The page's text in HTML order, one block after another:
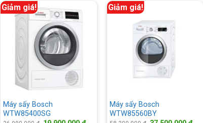
₫.
16.900.000 ₫.
Giảm giá!
Máy sấy Bosch
WTW85400SG
Giảm giá!
Máy sấy Bosch
WTW85560BY